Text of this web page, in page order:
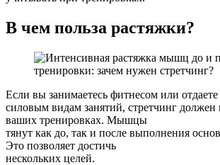
В чем польза растяжки?
Если вы занимаетесь фитнесом или
силовым видам занятий, стретчинг должен
ваших тренировках. Мышцы
тянут как до, так и после выполнения
Это позволяет достичь
нескольких целей.